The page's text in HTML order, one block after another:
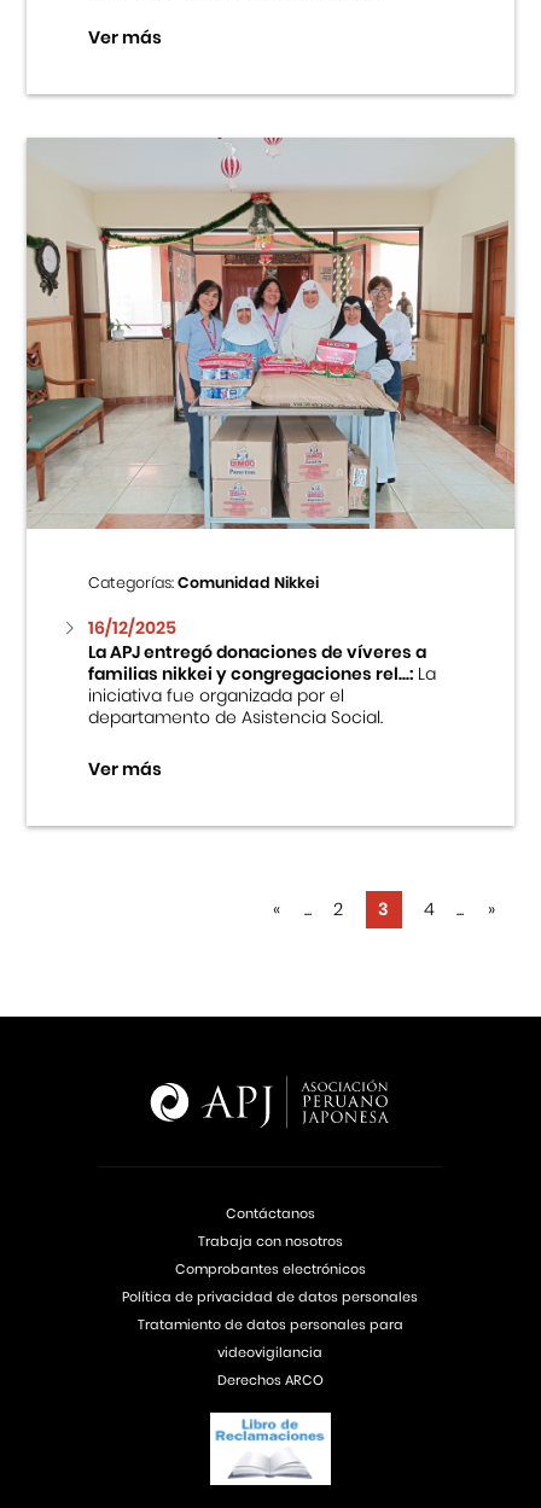
Ver más
Categorías:Comunidad Nikkei
16/12/2025
La APJ entregó donaciones de víveres a
familias nikkei y congregaciones rel...:La
iniciativa fue organizada por el
departamento de Asistencia Social.
Ver más
« ... 2 3 4 ... »
Contáctanos
Trabaja con nosotros
Comprobantes electrónicos
Política de privacidad de datos personales
Tratamiento de datos personales para
videovigilancia
Derechos ARCO